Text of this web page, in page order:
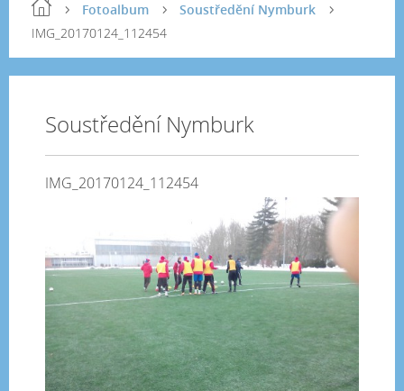
Fotoalbum
Soustředění Nymburk
IMG_20170124_112454
Soustředění Nymburk
IMG_20170124_112454